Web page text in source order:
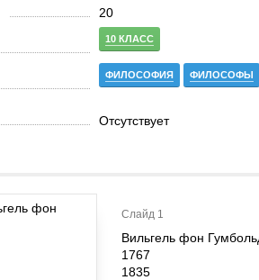
20
10 КЛАСС
ФИЛОСОФИЯ ФИЛОСОФЫ
Отсутствует
Слайд 1
Вильгель фон
1767
1835